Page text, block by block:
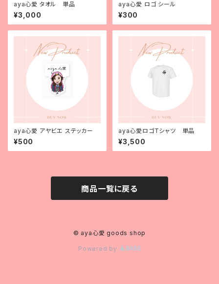
aya心愛 タオル 単品
¥3,000
aya心愛 ロゴ シール
¥300
aya心愛 アヤビエ ステッカー
¥500
aya心愛ロゴTシャツ 単品
¥3,500
商品一覧に戻る
© aya心愛 goods shop
Powered by